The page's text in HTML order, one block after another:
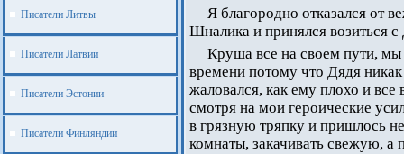
Писатели Литвы
Писатели Латвии
Писатели Эстонии
Писатели Финляндии
Я благородно отказался от
Шналика и принялся возиться
Круша все на своем пути, мы
времени потому что Дядя
жаловался, как ему плохо и
смотря на мои героические
в грязную тряпку и пришлось
комнаты, закачивать свежую, а